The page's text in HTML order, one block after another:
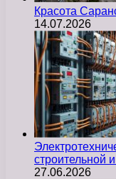
Красота
14.07.2026
строительной
27.06.2026